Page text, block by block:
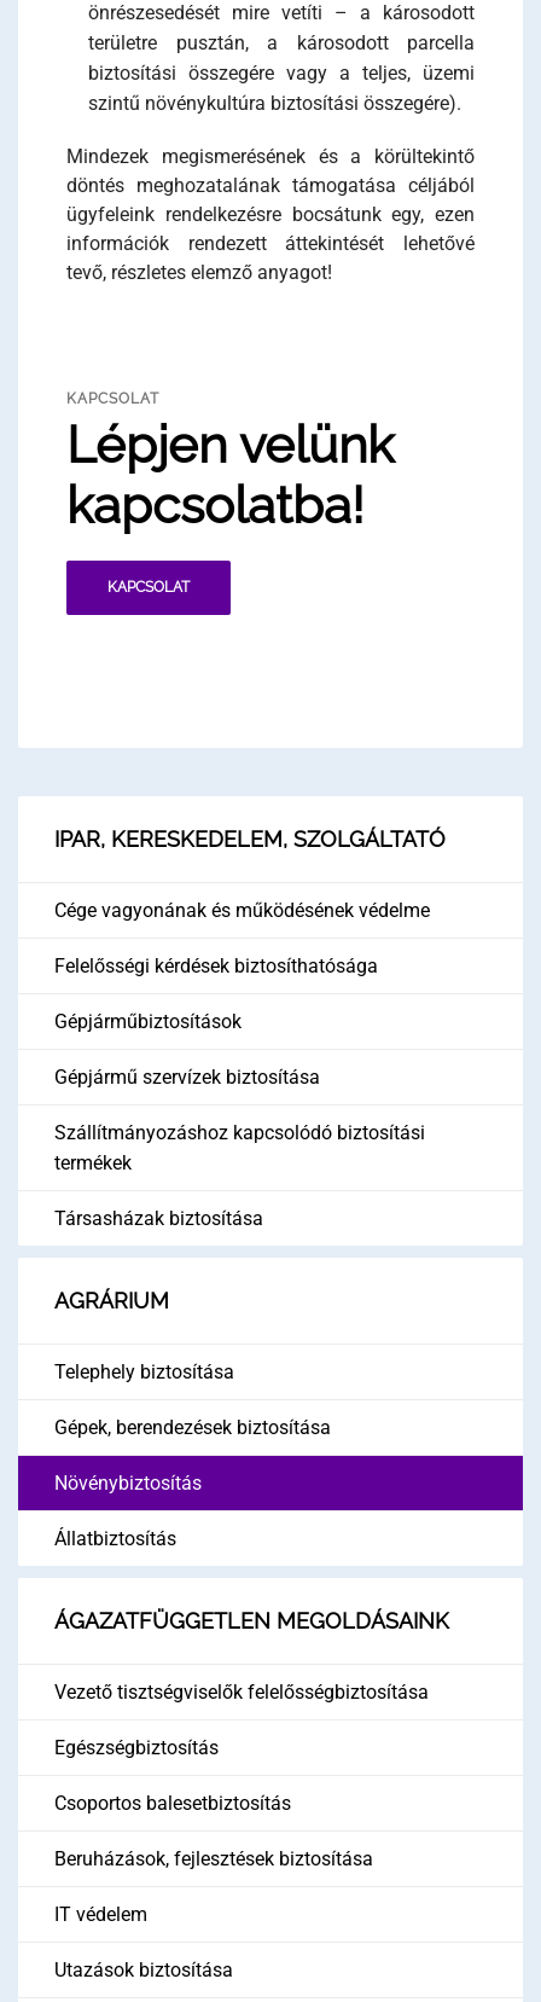
önrészesedését mire vetíti – a károsodott
területre pusztán, a károsodott parcella
biztosítási összegére vagy a teljes, üzemi
szintű növénykultúra biztosítási összegére).
Mindezek megismerésének és a körültekintő
döntés meghozatalának támogatása céljából
ügyfeleink rendelkezésre bocsátunk egy, ezen
információk rendezett áttekintését lehetővé
tevő, részletes elemző anyagot!
KAPCSOLAT
Lépjen velünk
kapcsolatba!
KAPCSOLAT
IPAR, KERESKEDELEM, SZOLGÁLTATÓ
Cége vagyonának és működésének védelme
Felelősségi kérdések biztosíthatósága
Gépjárműbiztosítások
Gépjármű szervízek biztosítása
Szállítmányozáshoz kapcsolódó biztosítási
termékek
Társasházak biztosítása
AGRÁRIUM
Telephely biztosítása
Gépek, berendezések biztosítása
Növénybiztosítás
Állatbiztosítás
ÁGAZATFÜGGETLEN MEGOLDÁSAINK
Vezető tisztségviselők felelősségbiztosítása
Egészségbiztosítás
Csoportos balesetbiztosítás
Beruházások, fejlesztések biztosítása
IT védelem
Utazások biztosítása